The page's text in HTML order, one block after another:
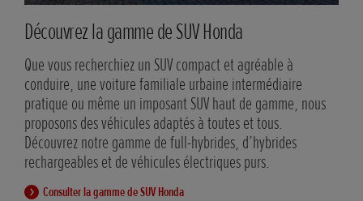
Découvrez la gamme de SUV Honda
Que vous recherchiez un SUV compact et agréable à
conduire, une voiture familiale urbaine intermédiaire
pratique ou même un imposant SUV haut de gamme, nous
proposons des véhicules adaptés à toutes et tous.
Découvrez notre gamme de full-hybrides, d’hybrides
rechargeables et de véhicules électriques purs.
Consulter la gamme de SUV Honda